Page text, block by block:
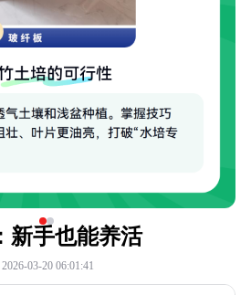
新手也能养活
2026-03-20 06:01:41